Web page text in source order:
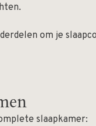
om je
slaapkamer: